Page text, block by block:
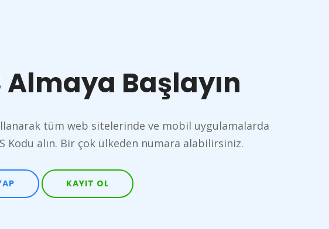
Almaya Başlayın
tüm web sitelerinde ve mobil uygulamalarda
Kodu alın. Bir çok ülkeden numara alabilirsiniz.
KAYIT OL